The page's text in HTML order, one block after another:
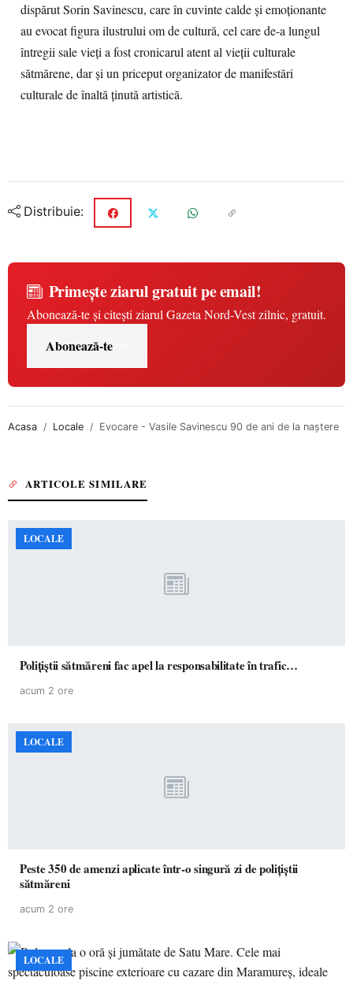
dispărut Sorin Savinescu, care în cuvinte calde și emoționante
au evocat figura ilustrului om de cultură, cel care de-a lungul
întregii sale vieți a fost cronicarul atent al vieții culturale
sătmărene, dar și un priceput organizator de manifestări
culturale de înaltă ținută artistică.
Distribuie:
Primește ziarul gratuit pe email!
Abonează-te și citești ziarul Gazeta Nord-Vest zilnic, gratuit.
Abonează-te
Acasa Locale Evocare - Vasile Savinescu 90 de ani de la naștere
ARTICOLE SIMILARE
LOCALE
Polițiștii sătmăreni fac apel la responsabilitate în trafic…
acum 2 ore
LOCALE
Peste 350 de amenzi aplicate într-o singură zi de polițiștii
sătmăreni
acum 2 ore
LOCALE